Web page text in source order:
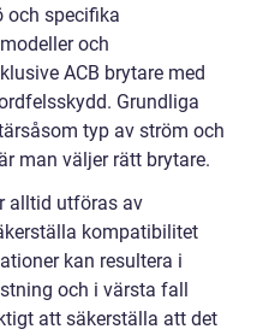
och specifika
och
ACB brytare med
Grundliga
typ av ström och
man väljer rätt brytare.
alltid utföras av
kompatibilitet
kan resultera i
och i värsta fall
att säkerställa att det